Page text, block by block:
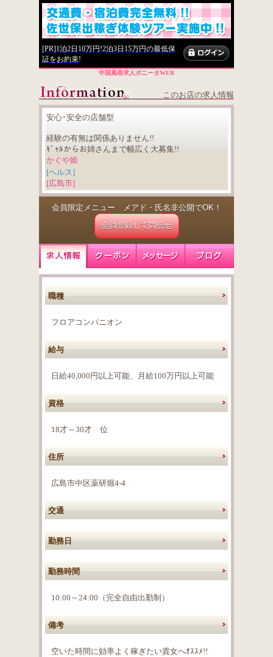
[PR]1泊2日10万円!2泊3日15万円の最低保
証をお約束!
中国風俗求人ボニータWEB
このお店の求人情報
安心･安全の店舗型
経験の有無は関係ありません!!
ｷﾞｬﾙからお姉さんまで幅広く大募集!!
かぐや姫
[ヘルス]
[広島市]
会員限定メニュー メアド・氏名非公開でOK！
会員登録して問合せ
職種
フロアコンパニオン
給与
日給40,000円以上可能、月給100万円以上可能
資格
18才～30才 位
住所
広島市中区薬研堀4-4
交通
勤務日
勤務時間
10:00～24:00（完全自由出勤制）
備考
空いた時間に効率よく稼ぎたい貴女へｵｽｽﾒ!!